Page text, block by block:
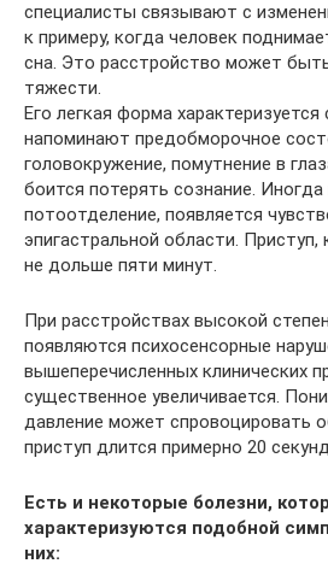
специалисты связывают с
к примеру, когда человек
сна. Это расстройство может
тяжести.
Его легкая форма
напоминают предобморочное
головокружение, помутнение в
боится потерять сознание.
потоотделение, появляется
эпигастральной области. Приступ,
не дольше пяти минут.
При расстройствах высокой
появляются психосенсорные
вышеперечисленных клинических
существенное увеличивается.
давление может спровоцировать
приступ длится примерно 20 секунд.
Есть и некоторые болезни,
характеризуются подобной
них: